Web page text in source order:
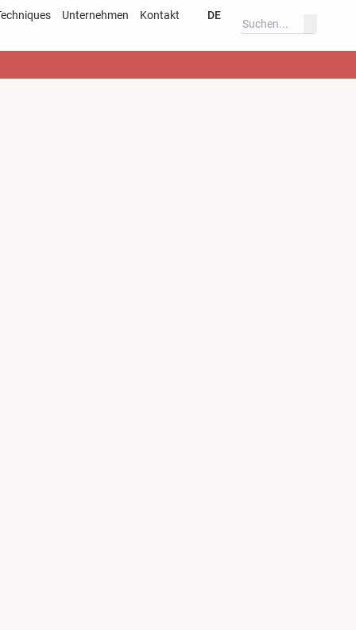
Unternehmen Kontakt DE